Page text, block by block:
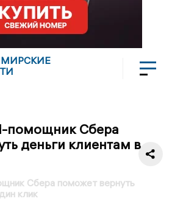
помощник Сбера
деньги клиентам в
Сбера поможет вернуть
клик